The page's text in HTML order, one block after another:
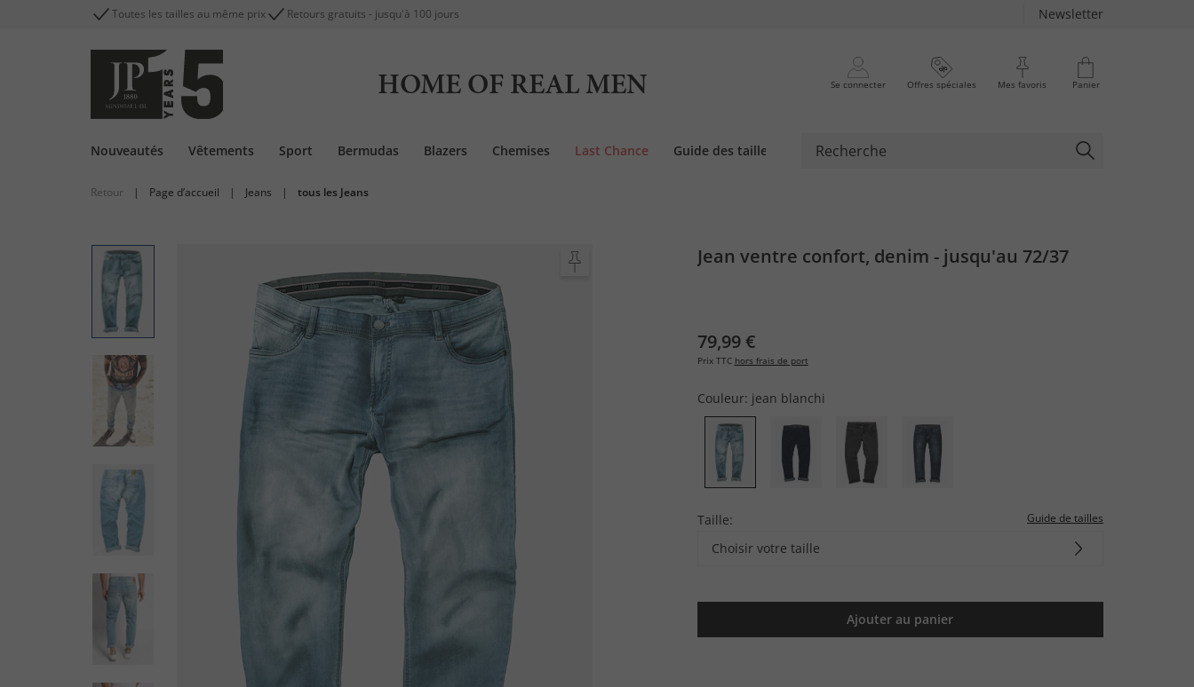
Toutes les tailles au même prix Retours gratuits - jusqu'à 100 jours Newsletter
HOME OF REAL MEN Se connecter Offres spéciales Mes favoris Panier
Nouveautés Vêtements Sport Bermudas Blazers Chemises Last Chance Guide des tailles
Retour | Page d’accueil | Jeans | tous les Jeans
Jean ventre confort, denim - jusqu'au 72/37
79,99 €
Prix TTC hors frais de port
Couleur: jean blanchi
Taille: Guide de tailles
Choisir votre taille
Ajouter au panier